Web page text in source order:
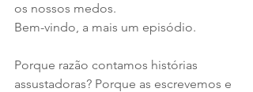
os nossos medos.
Bem-vindo, a mais um episódio.
Porque razão contamos histórias
assustadoras? Porque as escrevemos e